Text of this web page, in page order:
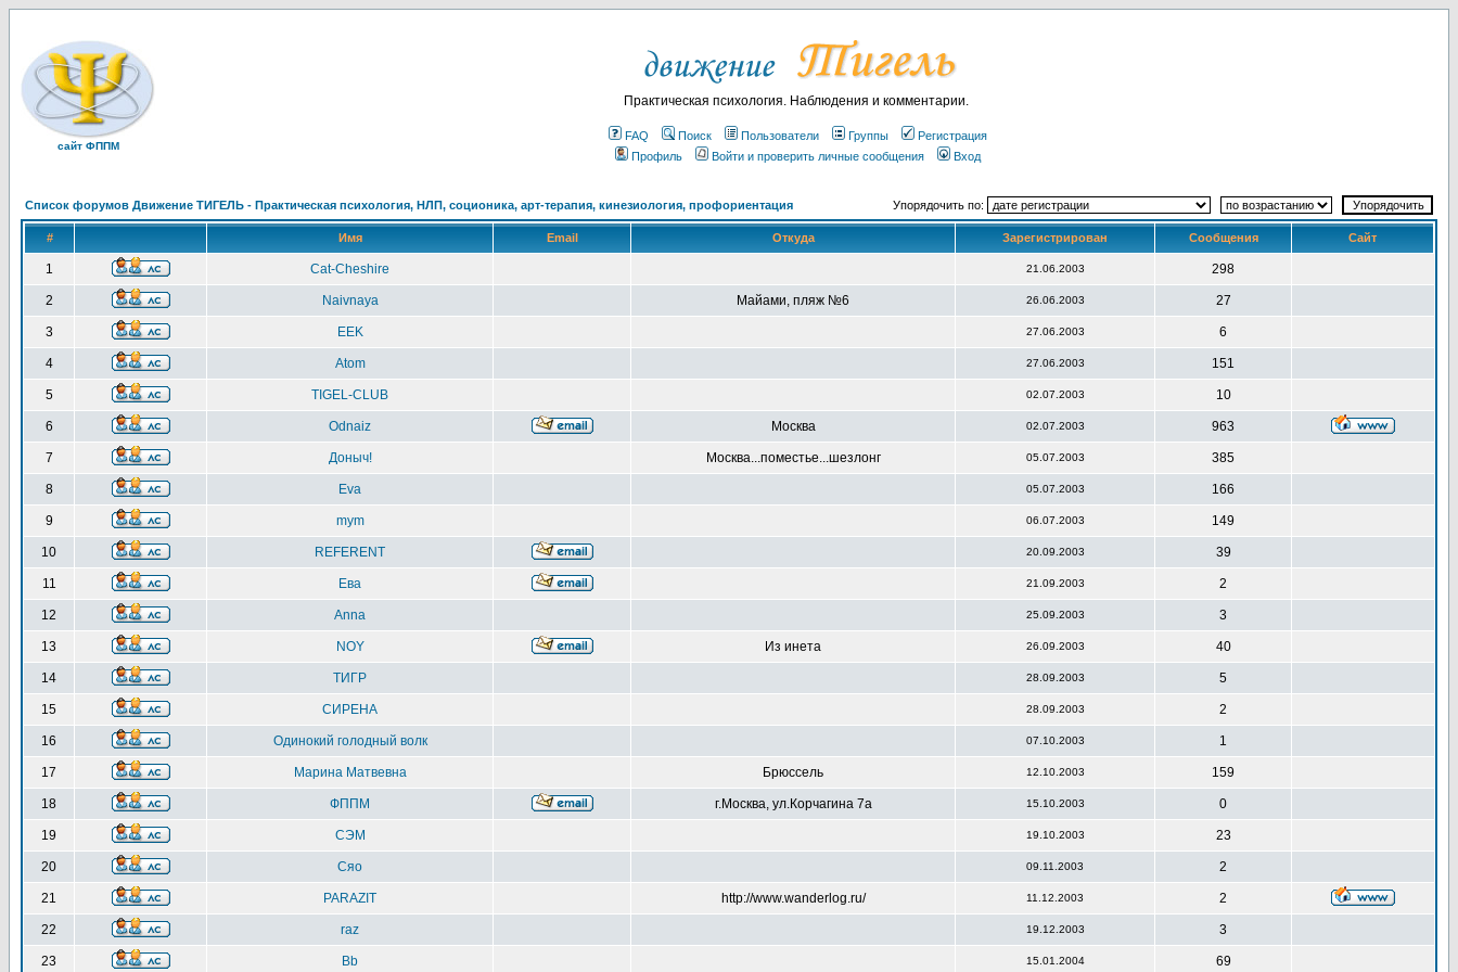
сайт ФППМ
Практическая психология. Наблюдения и комментарии.
FAQ Поиск Пользователи Группы
Регистрация
Профиль
Войти и проверить личные сообщения Вход
Список форумов Движение ТИГЕЛЬ - Практическая психология, НЛП, соционика, арт-терапия, кинезиология, профориентация Упорядочить по:
# Имя Email Откуда Зарегистрирован Сообщения Сайт
1 Cat-Cheshire 21.06.2003 298
2 Naivnaya Майами, пляж №6 26.06.2003 27
3 EEK 27.06.2003 6
4 Atom 27.06.2003 151
5 TIGEL-CLUB 02.07.2003 10
6 Odnaiz Москва 02.07.2003 963
7 Доныч! Москва...поместье...шезлонг 05.07.2003 385
8 Eva 05.07.2003 166
9 mym 06.07.2003 149
10 REFERENT 20.09.2003 39
11 Ева 21.09.2003 2
12 Anna 25.09.2003 3
13 NOY Из инета 26.09.2003 40
14 ТИГР 28.09.2003 5
15 СИРЕНА 28.09.2003 2
16 Одинокий голодный волк 07.10.2003 1
17 Марина Матвевна Брюссель 12.10.2003 159
18 ФППМ г.Москва, ул.Корчагина 7а 15.10.2003 0
19 СЭМ 19.10.2003 23
20 Сяо 09.11.2003 2
21 PARAZIT http://www.wanderlog.ru/ 11.12.2003 2
22 raz 19.12.2003 3
23 Bb 15.01.2004 69